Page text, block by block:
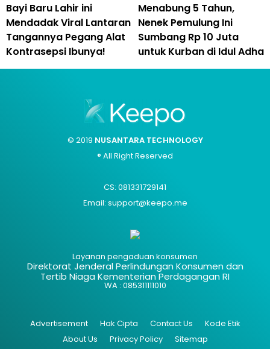
Bayi Baru Lahir ini
Mendadak Viral Lantaran
Tangannya Pegang Alat
Kontrasepsi Ibunya!
Menabung 5 Tahun,
Nenek Pemulung Ini
Sumbang Rp 10 Juta
untuk Kurban di Idul Adha
© 2019 NUSANTARA TECHNOLOGY
® All Right Reserved
CS: 081331729141
Email: support@keepo.me
Layanan pengaduan konsumen
Direktorat Jenderal Perlindungan Konsumen dan
Tertib Niaga Kementerian Perdagangan RI
WA : 085311111010
Advertisement Hak Cipta Contact Us
Kode Etik
About Us
Privacy Policy Sitemap